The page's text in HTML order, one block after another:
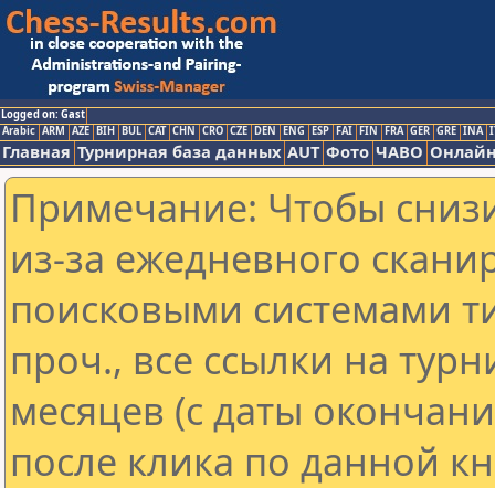
Logged on: Gast
Arabic ARM AZE BIH BUL CAT CHN CRO CZE DEN ENG ESP FAI FIN FRA GER GRE INA
Главная Турнирная база данных AUT Фото ЧАВО
Примечание: Чтобы
из-за ежедневного
поисковыми системами
проч., все ссылки на
месяцев (с даты
после клика по данной